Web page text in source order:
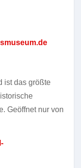
ist das größte
Geöffnet nur von